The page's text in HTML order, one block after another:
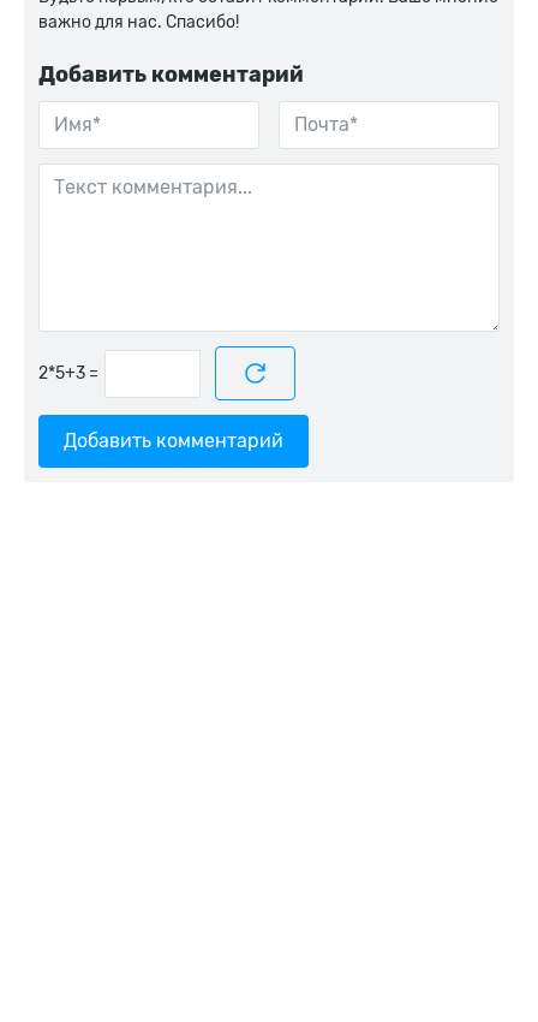
важно для нас. Спасибо!
Добавить комментарий
=
Добавить комментарий